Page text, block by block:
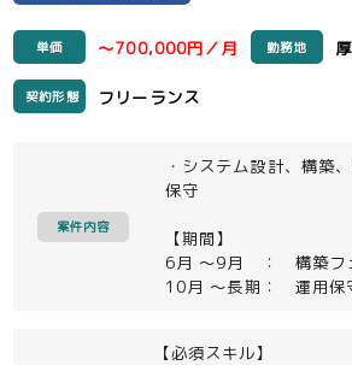
単価 ～700,000円／月 勤務地
契約形態 フリーランス
案件内容
・システム設計、構築
保守
【期間】
6月 ～9月 ： 構築フ
10月 ～長期： 運用保
【必須スキル】